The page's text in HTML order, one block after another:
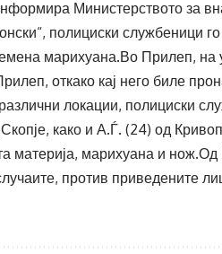
Министерството за
полициски службеници
марихуана.Во Прилеп, на
откако кај него биле
локации, полициски
како и А.Ѓ. (24) од
материја, марихуана и
против приведените